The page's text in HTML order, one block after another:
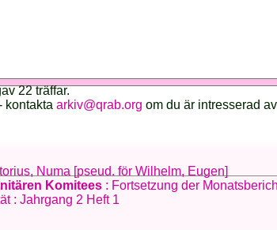
22 träffar.
kontakta arkiv@qrab.org om du är intresserad
Numa [pseud. för Wilhelm, Eugen]
Komitees : Fortsetzung der
: Jahrgang 2 Heft 1